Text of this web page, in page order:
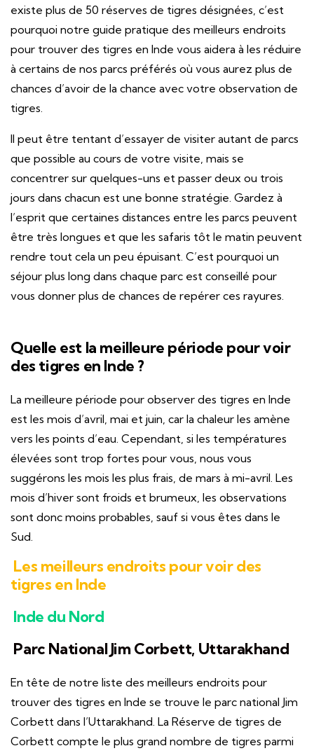
existe plus de 50 réserves de tigres désignées, c’est
pourquoi notre guide pratique des meilleurs endroits
pour trouver des tigres en Inde vous aidera à les réduire
à certains de nos parcs préférés où vous aurez plus de
chances d’avoir de la chance avec votre observation de
tigres.
Il peut être tentant d’essayer de visiter autant de parcs
que possible au cours de votre visite, mais se
concentrer sur quelques-uns et passer deux ou trois
jours dans chacun est une bonne stratégie. Gardez à
l’esprit que certaines distances entre les parcs peuvent
être très longues et que les safaris tôt le matin peuvent
rendre tout cela un peu épuisant. C’est pourquoi un
séjour plus long dans chaque parc est conseillé pour
vous donner plus de chances de repérer ces rayures.
Quelle est la meilleure période pour voir
des tigres en Inde ?
La meilleure période pour observer des tigres en Inde
est les mois d’avril, mai et juin, car la chaleur les amène
vers les points d’eau. Cependant, si les températures
élevées sont trop fortes pour vous, nous vous
suggérons les mois les plus frais, de mars à mi-avril. Les
mois d’hiver sont froids et brumeux, les observations
sont donc moins probables, sauf si vous êtes dans le
Sud.
Les meilleurs endroits pour voir des
tigres en Inde
Inde du Nord
Parc National Jim Corbett, Uttarakhand
En tête de notre liste des meilleurs endroits pour
trouver des tigres en Inde se trouve le parc national Jim
Corbett dans l’Uttarakhand. La Réserve de tigres de
Corbett compte le plus grand nombre de tigres parmi